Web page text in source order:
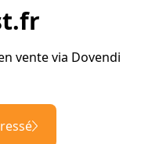
vente via Dovendi